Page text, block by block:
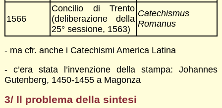
1566
Concilio di Trento
(deliberazione della
25° sessione, 1563)
Catechismus
Romanus
- ma cfr. anche i Catechismi America Latina
- c’era stata l’invenzione della stampa: Johannes
Gutenberg, 1450-1455 a Magonza
3/ Il problema della sintesi